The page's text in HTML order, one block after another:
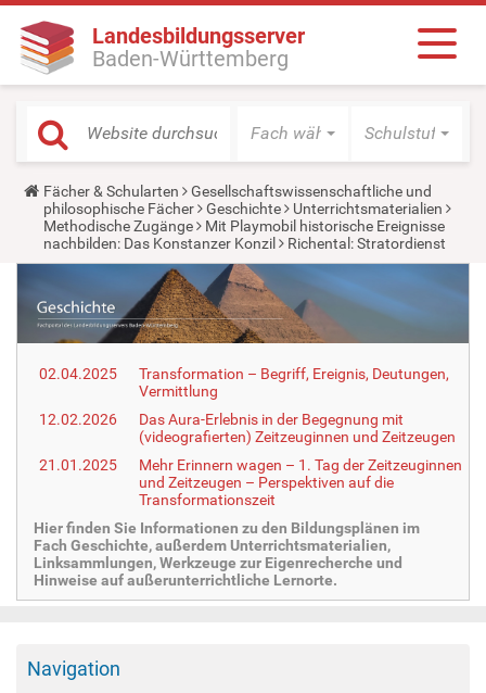
Landesbildungsserver
Baden-Württemberg
Fach wählen Schulstufe
Y
o
u
a
r
e
r
e
Fächer & Schularten
Gesellschaftswissenschaftliche und
philosophische Fächer
Geschichte
Unterrichtsmaterialien
Methodische Zugänge
Mit Playmobil historische Ereignisse
nachbilden: Das Konstanzer Konzil
Richental: Stratordienst
02.04.2025
Transformation – Begriff, Ereignis, Deutungen,
Vermittlung
12.02.2026
Das Aura-Erlebnis in der Begegnung mit
(videografierten) Zeitzeuginnen und Zeitzeugen
21.01.2025
Mehr Erinnern wagen – 1. Tag der Zeitzeuginnen
und Zeitzeugen – Perspektiven auf die
Transformationszeit
Hier finden Sie Informationen zu den Bildungsplänen im
Fach Geschichte, außerdem Unterrichtsmaterialien,
Linksammlungen, Werkzeuge zur Eigenrecherche und
Hinweise auf außerunterrichtliche Lernorte.
Navigation